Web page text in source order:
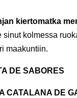
kiertomatka
sinut kolmessa
maakuntiin.
DE SABORES
CATALANA DE